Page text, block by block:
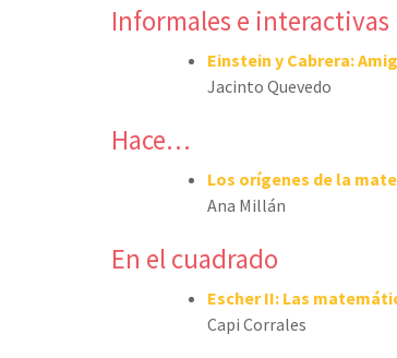
Informales e interactivas
Einstein y Cabrera:
Jacinto Quevedo
Hace…
Los orígenes de la
Ana Millán
En el cuadrado
Escher II: Las
Capi Corrales